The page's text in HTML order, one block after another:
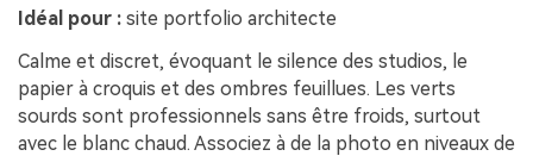
Idéal pour : site portfolio architecte
Calme et discret, évoquant le silence des studios, le
papier à croquis et des ombres feuillues. Les verts
sourds sont professionnels sans être froids, surtout
avec le blanc chaud. Associez à de la photo en niveaux de